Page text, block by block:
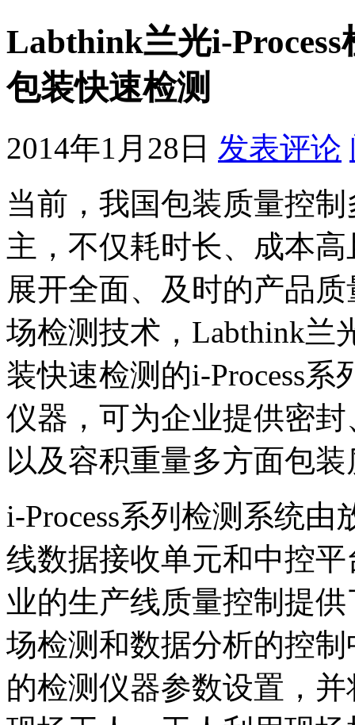
Labthink兰光i-
包装快速检测
2014年1月28日 发表评论
当前，我国包装质量控
主，不仅耗时长、成本
展开全面、及时的产品
场检测技术，Labthink兰
装快速检测的i-Process
仪器，可为企业提供密
以及容积重量多方面包
i-Process系列检测系统
线数据接收单元和中控
业的生产线质量控制提
场检测和数据分析的控
的检测仪器参数设置，